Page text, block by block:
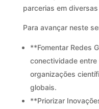
parcerias em
Para avançar neste
**Fomentar Redes
conectividade entre
organizações
globais.
**Priorizar